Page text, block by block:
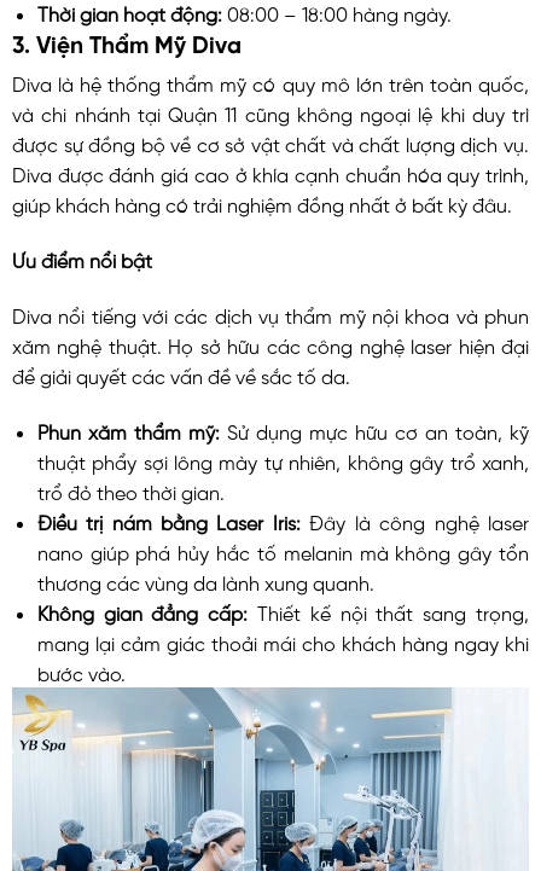
Thời gian hoạt động: 08:00 – 18:00 hàng ngày.
3. Viện Thẩm Mỹ Diva
Diva là hệ thống thẩm mỹ có quy mô lớn trên toàn quốc,
và chi nhánh tại Quận 11 cũng không ngoại lệ khi duy trì
được sự đồng bộ về cơ sở vật chất và chất lượng dịch vụ.
Diva được đánh giá cao ở khía cạnh chuẩn hóa quy trình,
giúp khách hàng có trải nghiệm đồng nhất ở bất kỳ đâu.
Ưu điểm nổi bật
Diva nổi tiếng với các dịch vụ thẩm mỹ nội khoa và phun
xăm nghệ thuật. Họ sở hữu các công nghệ laser hiện đại
để giải quyết các vấn đề về sắc tố da.
Phun xăm thẩm mỹ: Sử dụng mực hữu cơ an toàn, kỹ
thuật phẩy sợi lông mày tự nhiên, không gây trổ xanh,
trổ đỏ theo thời gian.
Điều trị nám bằng Laser Iris:Đây là công nghệ laser
nano giúp phá hủy hắc tố melanin mà không gây tổn
thương các vùng da lành xung quanh.
Không gian đẳng cấp: Thiết kế nội thất sang trọng,
mang lại cảm giác thoải mái cho khách hàng ngay khi
bước vào.